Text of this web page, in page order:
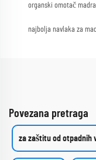
organski omotač
najbolja navlaka za
Povezana pretraga
za zaštitu od otpadnih